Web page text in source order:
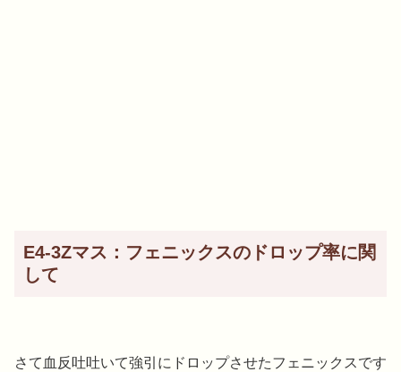
E4-3Zマス：フェニックスのドロップ率に関
して
さて血反吐吐いて強引にドロップさせたフェニックスです